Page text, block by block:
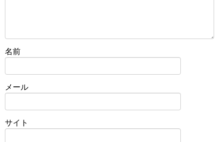
名前
メール
サイト